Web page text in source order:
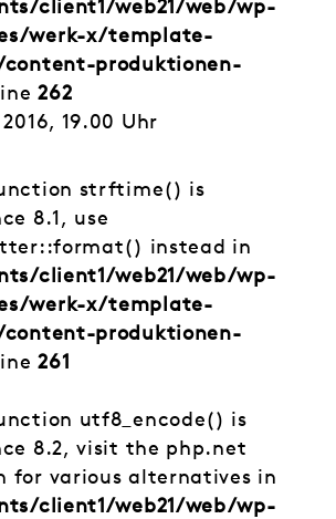
client1/web21/web/wp-
werk-x/template-
produktionen-
262
19.00 Uhr
strftime() is
8.1, use
instead in
client1/web21/web/wp-
werk-x/template-
produktionen-
261
utf8_encode() is
8.2, visit the php.net
for various alternatives in
client1/web21/web/wp-